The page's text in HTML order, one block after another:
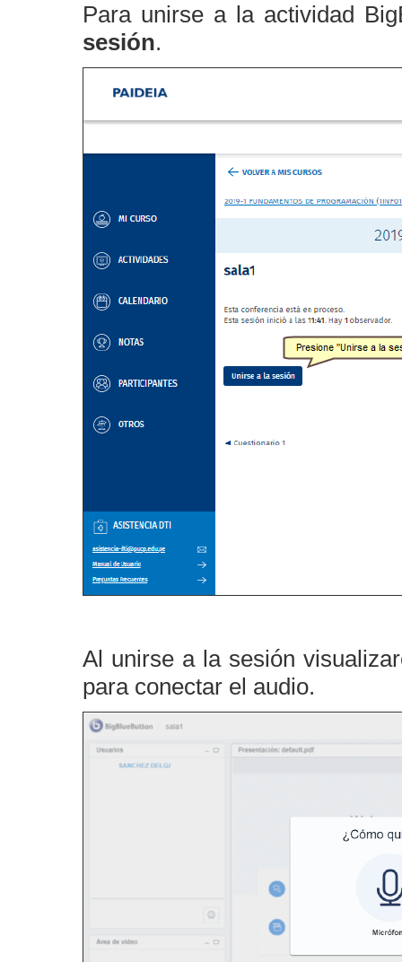
Para unirse a la actividad
sesión.
Al unirse a la sesión
para conectar el audio.